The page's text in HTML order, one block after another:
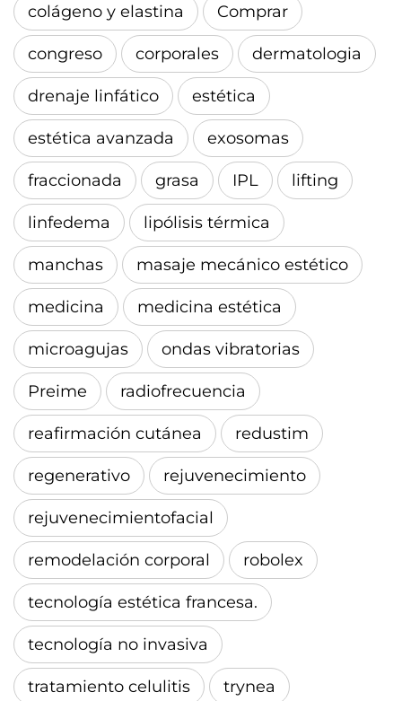
colágeno y elastina Comprar
congreso corporales dermatologia
drenaje linfático estética
estética avanzada exosomas
fraccionada grasa IPL lifting
linfedema lipólisis térmica
manchas masaje mecánico estético
medicina medicina estética
microagujas ondas vibratorias
Preime radiofrecuencia
reafirmación cutánea redustim
regenerativo rejuvenecimiento
rejuvenecimientofacial
remodelación corporal robolex
tecnología estética francesa.
tecnología no invasiva
tratamiento celulitis trynea